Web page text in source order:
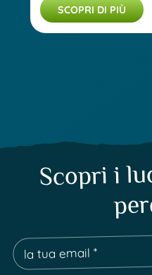
SCOPRI DI PIÙ
Scopri i